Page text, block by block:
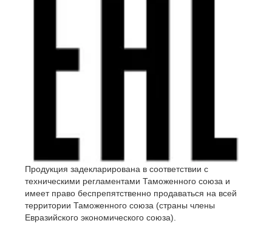
Продукция задекларирована в соответствии с
техническими регламентами Таможенного союза и
имеет право беспрепятственно продаваться на всей
территории Таможенного союза (страны члены
Евразийского экономического союза).